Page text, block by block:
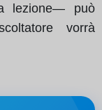
lezione— può
vorrà